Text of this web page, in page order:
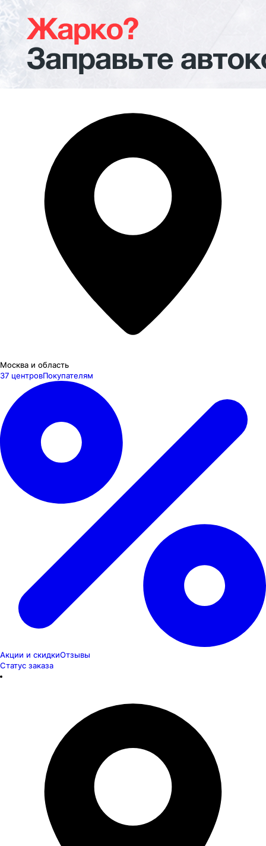
Москва и область
37 центровПокупателям
Акции и скидкиОтзывы
Статус заказа